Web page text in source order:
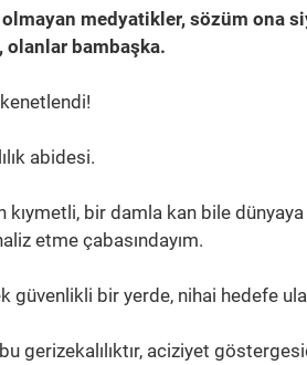
medyatikler, sözüm ona
olanlar bambaşka.
abidesi.
kıymetli, bir damla kan bile
etme çabasındayım.
güvenlikli bir yerde, nihai hedefe
gerizekalılıktır, aciziyet